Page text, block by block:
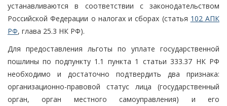
устанавливаются в соответствии с законодательством
Российской Федерации о налогах и сборах (статья 102 АПК
РФ, глава 25.3 НК РФ).
Для предоставления льготы по уплате государственной
пошлины по подпункту 1.1 пункта 1 статьи 333.37 НК РФ
необходимо и достаточно подтвердить два признака:
организационно-правовой статус лица (государственный
орган, орган местного самоуправления) и его